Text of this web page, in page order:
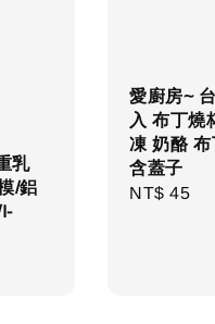
乳
/鋁
愛廚房~
入 布丁燒
凍 奶酪
含蓋子
Regular
NT$ 45